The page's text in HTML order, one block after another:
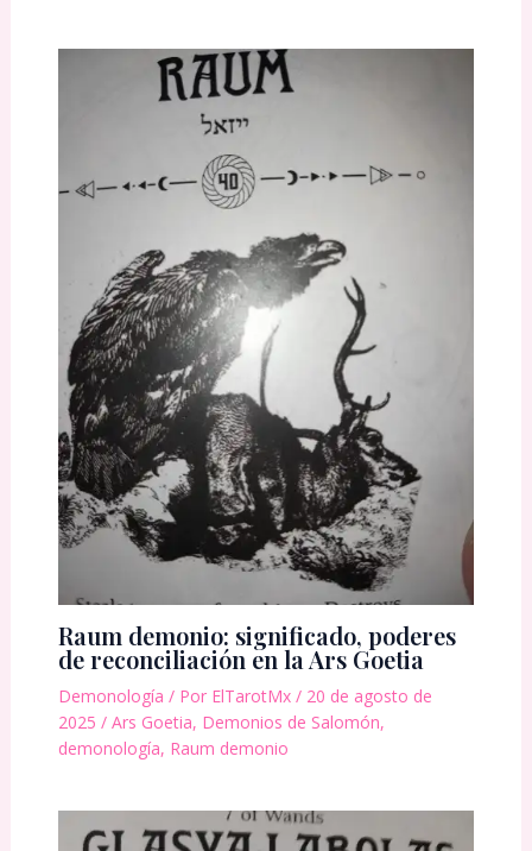
Raum demonio: significado, poderes
de reconciliación en la Ars Goetia
Demonología / Por ElTarotMx / 20 de agosto de
2025 / Ars Goetia, Demonios de Salomón,
demonología, Raum demonio